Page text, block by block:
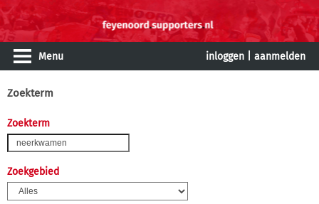
Menu inloggen aanmelden
Zoekterm
Zoekterm
Zoekgebied